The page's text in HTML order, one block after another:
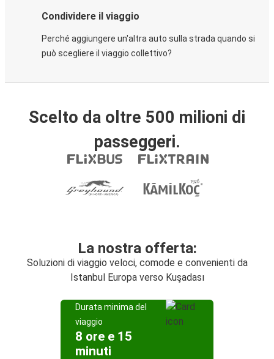
Condividere il viaggio
Perché aggiungere un'altra auto sulla strada quando si
può scegliere il viaggio collettivo?
Scelto da oltre 500 milioni di
passeggeri.
La nostra offerta:
Soluzioni di viaggio veloci, comode e convenienti da
Istanbul Europa verso Kuşadası
Durata minima del
viaggio
8 ore e 15
minuti